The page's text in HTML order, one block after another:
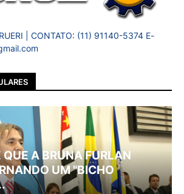
| CONTATO: (11) 91140-5374 E-
A BRUNA FURLAN
UM "BICHO